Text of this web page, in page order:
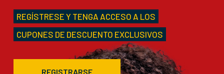
REGÍSTRESE Y TENGA ACCESO A LOS
CUPONES DE DESCUENTO EXCLUSIVOS
REGISTRARSE